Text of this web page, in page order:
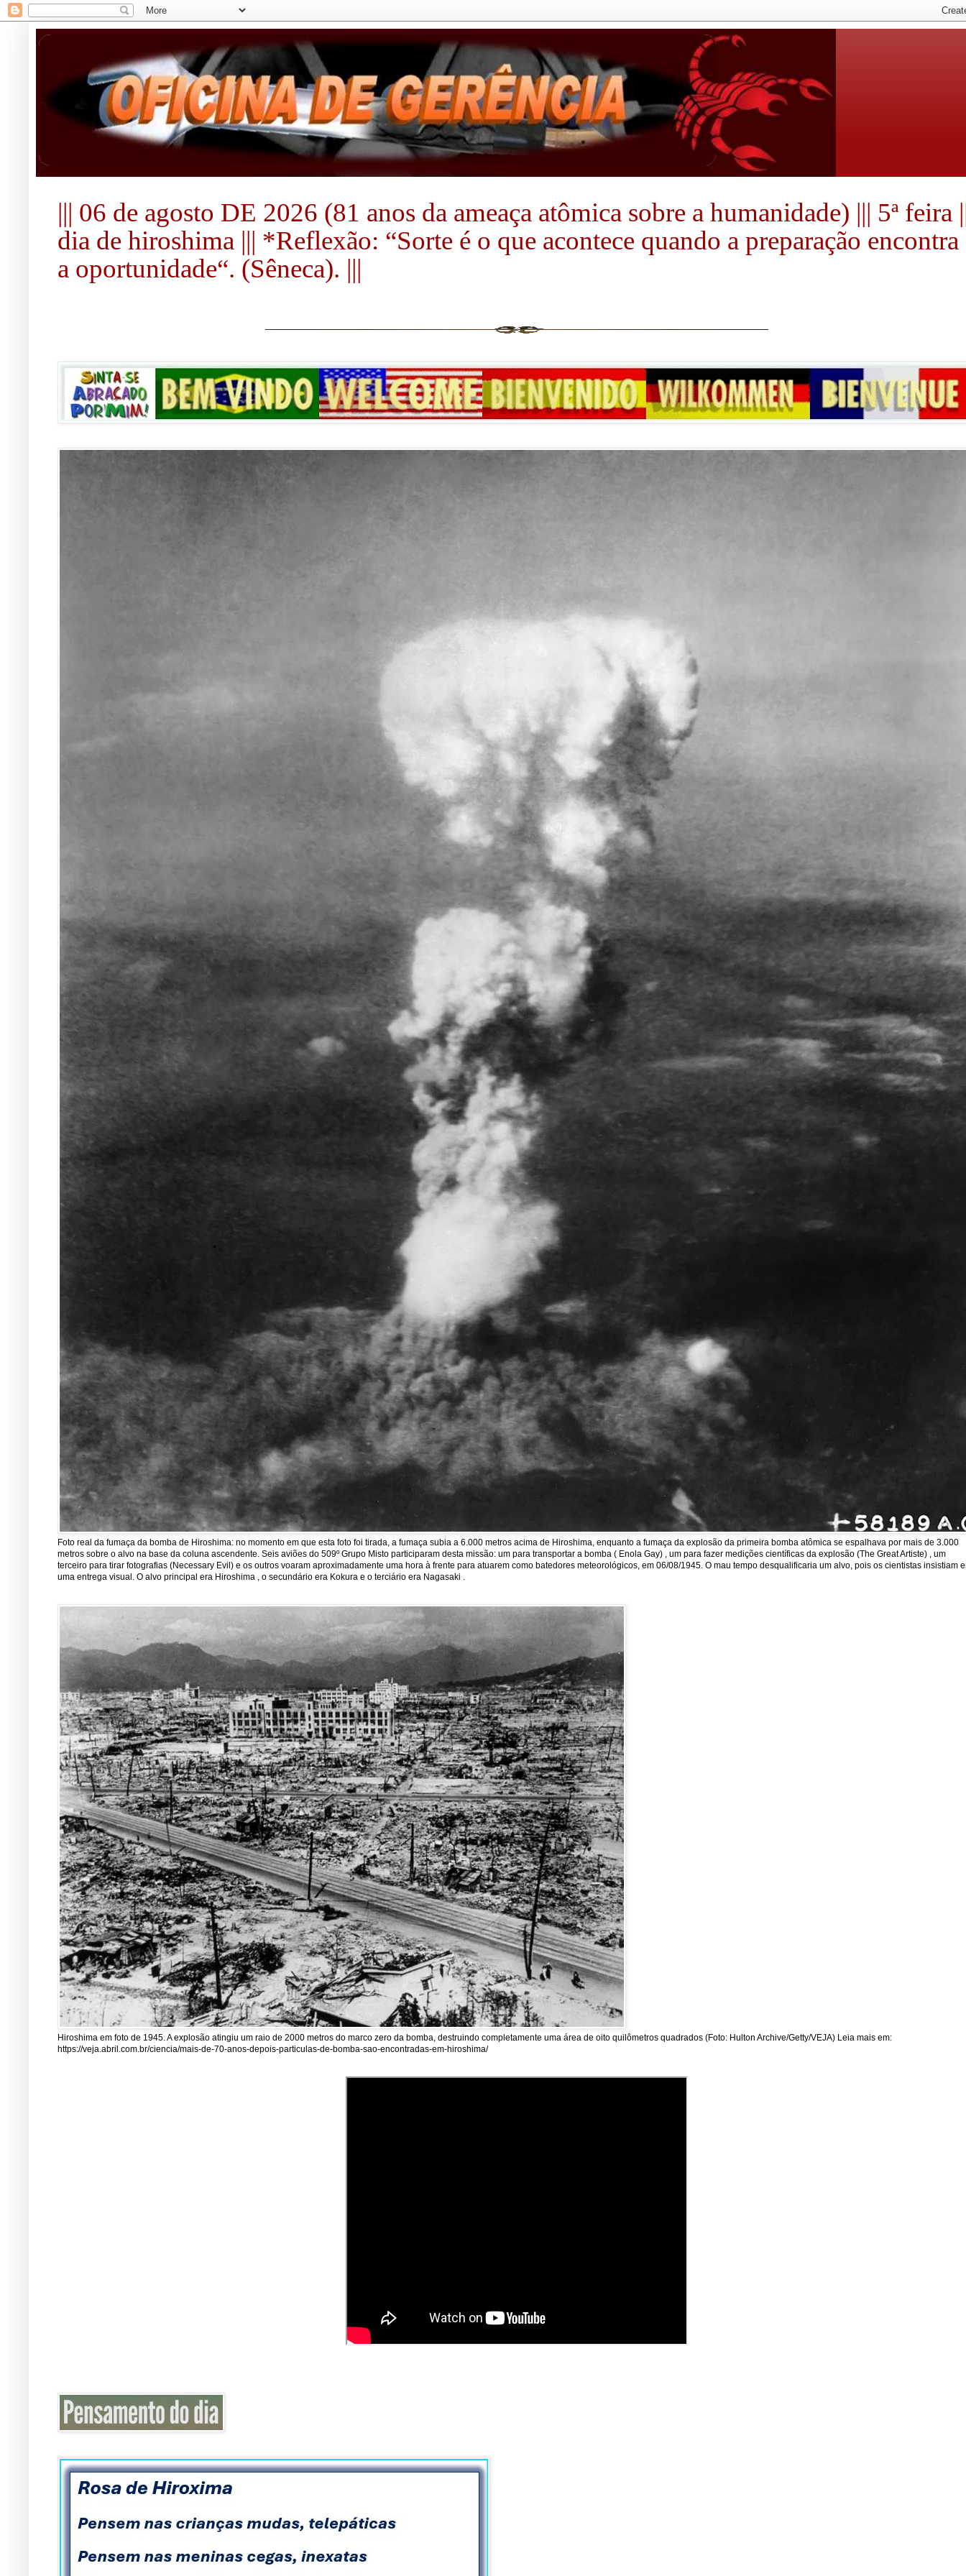
||| 06 de agosto DE 2026 (81 anos da ameaça atômica sobre a humanidade) ||| 5ª feira
dia de hiroshima ||| *Reflexão: “Sorte é o que acontece quando a preparação encontra
a oportunidade“. (Sêneca). |||
Foto real da fumaça da bomba de Hiroshima: no momento em que esta foto foi tirada, a fumaça subia a 6.000 metros acima de Hiroshima, enquanto a fumaça da explosão da primeira bomba atômica se espalhava por mais de 3.000
metros sobre o alvo na base da coluna ascendente. Seis aviões do 509º Grupo Misto participaram desta missão: um para transportar a bomba ( Enola Gay) , um para fazer medições científicas da explosão (The Great Artiste) , um
terceiro para tirar fotografias (Necessary Evil) e os outros voaram aproximadamente uma hora à frente para atuarem como batedores meteorológicos, em 06/08/1945. O mau tempo desqualificaria um alvo, pois os cientistas insistiam
uma entrega visual. O alvo principal era Hiroshima , o secundário era Kokura e o terciário era Nagasaki .
Hiroshima em foto de 1945. A explosão atingiu um raio de 2000 metros do marco zero da bomba, destruindo completamente uma área de oito quilômetros quadrados (Foto: Hulton Archive/Getty/VEJA) Leia mais em:
https://veja.abril.com.br/ciencia/mais-de-70-anos-depois-particulas-de-bomba-sao-encontradas-em-hiroshima/